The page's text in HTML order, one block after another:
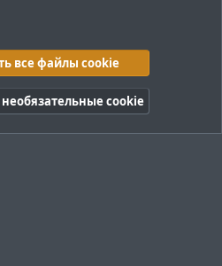
Помощь
R
все файлы cookie
cookie